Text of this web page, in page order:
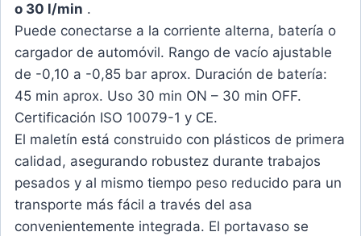
o 30 l/min .
Puede conectarse a la corriente alterna, batería o
cargador de automóvil. Rango de vacío ajustable
de -0,10 a -0,85 bar aprox. Duración de batería:
45 min aprox. Uso 30 min ON – 30 min OFF.
Certificación ISO 10079-1 y CE.
El maletín está construido con plásticos de primera
calidad, asegurando robustez durante trabajos
pesados ​​y al mismo tiempo peso reducido para un
transporte más fácil a través del asa
convenientemente integrada. El portavaso se